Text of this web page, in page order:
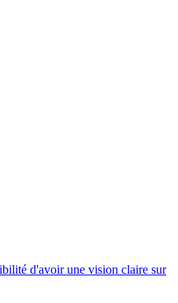
d'avoir une vision claire sur